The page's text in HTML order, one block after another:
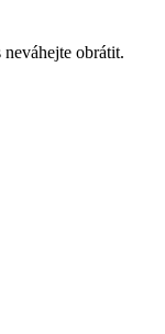
obrátit.